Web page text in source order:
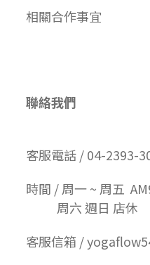
相關合作事宜
聯絡我們
客服電話 / 04-2393-
時間 / 周一 ~ 周五
周六 週日 店休
客服信箱 /